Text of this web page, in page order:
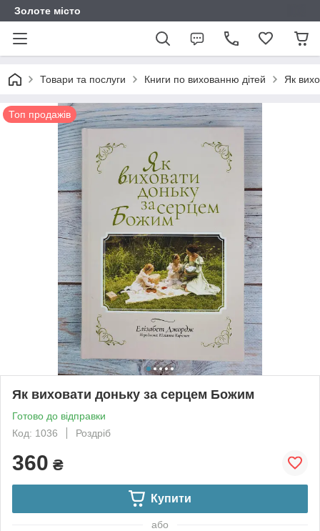
Золоте місто
Товари та послуги Книги по вихованню дітей Як
Топ продажів
Як виховати доньку за серцем Божим
Готово до відправки
Код: 1036
Роздріб
360 ₴
Купити
або